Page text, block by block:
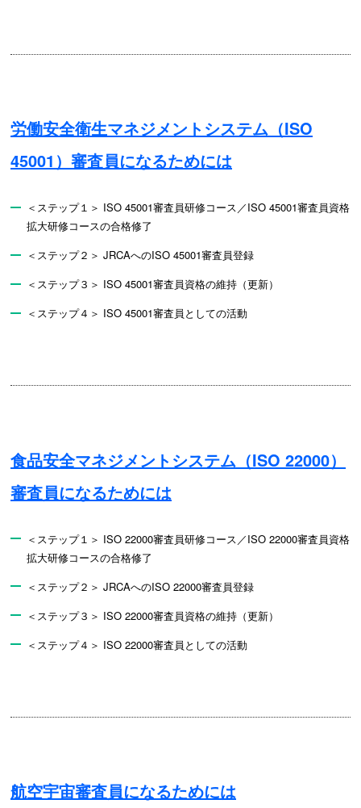
労働安全衛生マネジメントシステム（ISO
45001）審査員になるためには
＜ステップ１＞ ISO 45001審査員研修コース／ISO 45001審査員資格
拡大研修コースの合格修了
＜ステップ２＞ JRCAへのISO 45001審査員登録
＜ステップ３＞ ISO 45001審査員資格の維持（更新）
＜ステップ４＞ ISO 45001審査員としての活動
食品安全マネジメントシステム（ISO 22000）
審査員になるためには
＜ステップ１＞ ISO 22000審査員研修コース／ISO 22000審査員資格
拡大研修コースの合格修了
＜ステップ２＞ JRCAへのISO 22000審査員登録
＜ステップ３＞ ISO 22000審査員資格の維持（更新）
＜ステップ４＞ ISO 22000審査員としての活動
航空宇宙審査員になるためには